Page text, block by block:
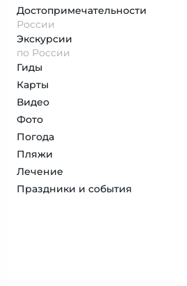
Достопримеча­тельности
России
Экскурсии
по России
Гиды
Карты
Видео
Фото
Погода
Пляжи
Лечение
Праздники и события